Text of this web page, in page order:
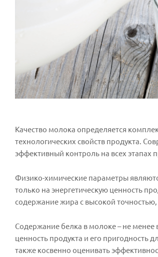
Качество молока определяется
технологических свойств продукта.
эффективный контроль на всех этапах
Физико-химические параметры
только на энергетическую ценность
содержание жира с высокой
Содержание белка в молоке – не
ценность продукта и его пригодность
также косвенно оценивать